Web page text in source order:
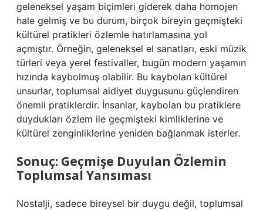
geleneksel yaşam biçimleri giderek daha homojen
hale gelmiş ve bu durum, birçok bireyin geçmişteki
kültürel pratikleri özlemle hatırlamasına yol
açmıştır. Örneğin, geleneksel el sanatları, eski müzik
türleri veya yerel festivaller, bugün modern yaşamın
hızında kaybolmuş olabilir. Bu kaybolan kültürel
unsurlar, toplumsal aidiyet duygusunu güçlendiren
önemli pratiklerdir. İnsanlar, kaybolan bu pratiklere
duydukları özlem ile geçmişteki kimliklerine ve
kültürel zenginliklerine yeniden bağlanmak isterler.
Sonuç: Geçmişe Duyulan Özlemin
Toplumsal Yansıması
Nostalji, sadece bireysel bir duygu değil, toplumsal